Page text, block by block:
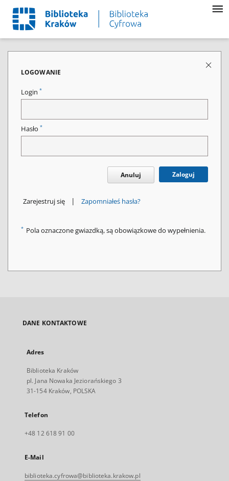
LOGOWANIE
Login *
Hasło *
Anuluj Zaloguj
Zarejestruj się | Zapomniałeś hasła?
* Pola oznaczone gwiazdką, są obowiązkowe do wypełnienia.
DANE KONTAKTOWE
Adres
Biblioteka Kraków
pl. Jana Nowaka Jeziorańskiego 3
31-154 Kraków, POLSKA
Telefon
+48 12 618 91 00
E-Mail
biblioteka.cyfrowa@biblioteka.krakow.pl